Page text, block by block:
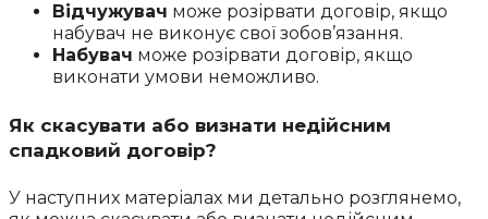
Відчужувач може розірвати договір, якщо
набувач не виконує свої зобов’язання.
Набувач може розірвати договір, якщо
виконати умови неможливо.
Як скасувати або визнати недійсним
спадковий договір?
У наступних матеріалах ми детально розглянемо,